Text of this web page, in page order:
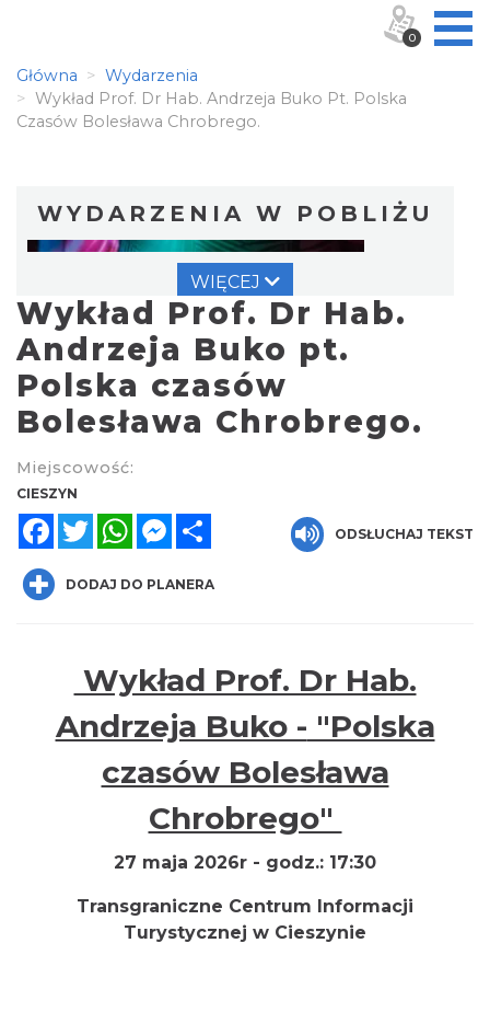
Główna
Wydarzenia
Wykład Prof. Dr Hab. Andrzeja Buko Pt. Polska
Czasów Bolesława Chrobrego.
WYDARZENIA W POBLIŻU
Cieszyn
2026-08-14
0.01 km
WIĘCEJ
Wykład Prof. Dr Hab.
Andrzeja Buko pt.
Polska czasów
Bolesława Chrobrego.
Miejscowość:
CIESZYN
FacebookTwitterWhatsAppMessenger
ODSŁUCHAJ TEKST
DODAJ DO PLANERA
Wykład Prof. Dr Hab.
Andrzeja Buko - "Polska
czasów Bolesława
Chrobrego"
27 maja 2026r - godz.: 17:30
Transgraniczne Centrum Informacji
Turystycznej w Cieszynie
0